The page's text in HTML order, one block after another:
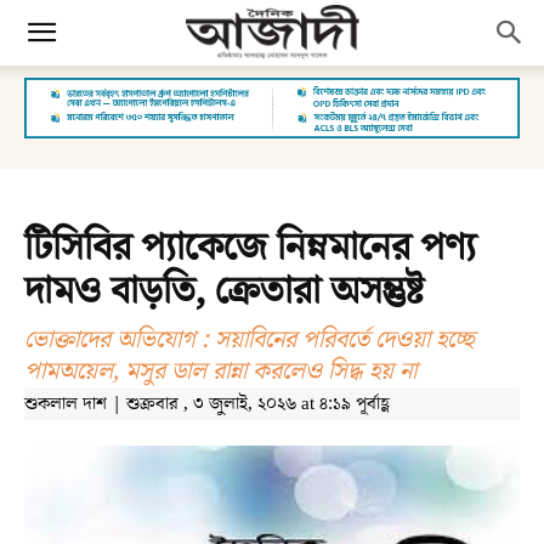
টিসিবির প্যাকেজে নিম্নমানের পণ্য
দামও বাড়তি, ক্রেতারা অসন্তুষ্ট
ভোক্তাদের অভিযোগ : সয়াবিনের পরিবর্তে দেওয়া হচ্ছে
পামঅয়েল, মসুর ডাল রান্না করলেও সিদ্ধ হয় না
শুকলাল দাশ | শুক্রবার , ৩ জুলাই, ২০২৬ at ৪:১৯ পূর্বাহ্ণ